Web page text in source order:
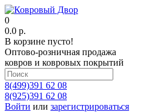
0
0.0 р.
В корзине пусто!
Оптово-розничная продажа
ковров и ковровых покрытий
8(499)391 62 08
8(925)391 62 08
Войти или зарегистрироваться